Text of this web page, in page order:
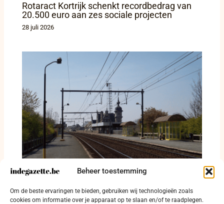
Beheer toestemming
Om de beste ervaringen te bieden, gebruiken wij technologieën zoals
cookies om informatie over je apparaat op te slaan en/of te raadplegen.
Rotaract Kortrijk schenkt recordbedrag van
20.500 euro aan zes sociale projecten
28 juli 2026
Drie jaar Hoppin: 286 pagina’s over
verdwenen haltes, gemiste bussen en lopen
langs de N43